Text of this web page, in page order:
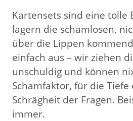
Kartensets sind eine tolle
lagern die schamlosen,
über die Lippen
einfach aus – wir ziehen
unschuldig und können
Schamfaktor, für die Tiefe
Schrägheit der Fragen.
immer.